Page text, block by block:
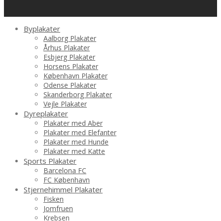
Byplakater
Aalborg Plakater
Århus Plakater
Esbjerg Plakater
Horsens Plakater
København Plakater
Odense Plakater
Skanderborg Plakater
Vejle Plakater
Dyreplakater
Plakater med Aber
Plakater med Elefanter
Plakater med Hunde
Plakater med Katte
Sports Plakater
Barcelona FC
FC København
Stjernehimmel Plakater
Fisken
Jomfruen
Krebsen